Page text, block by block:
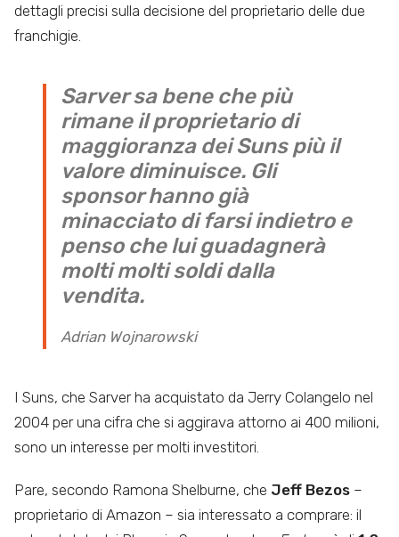
dettagli precisi sulla decisione del proprietario delle due
franchigie.
Sarver sa bene che più
rimane il proprietario di
maggioranza dei Suns più il
valore diminuisce. Gli
sponsor hanno già
minacciato di farsi indietro e
penso che lui guadagnerà
molti molti soldi dalla
vendita.
Adrian Wojnarowski
I Suns, che Sarver ha acquistato da Jerry Colangelo nel
2004 per una cifra che si aggirava attorno ai 400 milioni,
sono un interesse per molti investitori.
Pare, secondo Ramona Shelburne, che Jeff Bezos –
proprietario di Amazon – sia interessato a comprare: il